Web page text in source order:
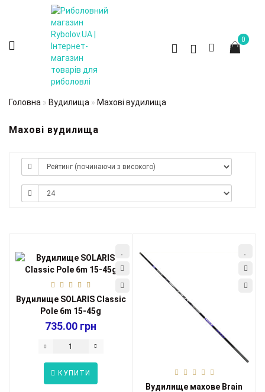
0
Головна Вудилища Махові вудилища
Махові вудилища
Вудилище SOLARIS Classic
Pole 6m 15-45g
735.00 грн
КУПИТИ
Вудилище махове Brain